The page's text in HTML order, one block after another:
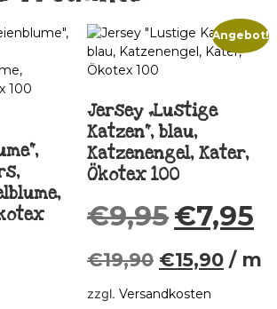
Angebot!
Jersey „Lustige
Katzen“, blau,
Katzenengel, Kater,
Ökotex 100
€9,95€7,95
€19,90 €15,90 / m
zzgl. Versandkosten